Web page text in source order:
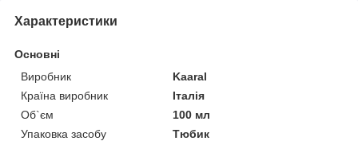
Характеристики
Основні
Виробник
Kaaral
Країна виробник
Італія
Об`єм
100 мл
Упаковка засобу
Тюбик